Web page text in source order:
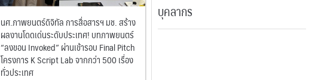
นศ.ภาพยนตร์ดิจิทัล การสื่อสารฯ มช. สร้าง
ผลงานโดดเด่นระดับประเทศ! บทภาพยนตร์
“ลงขอน Invoked” ผ่านเข้ารอบ Final Pitch
โครงการ K Script Lab จากกว่า 500 เรื่อง
ทั่วประเทศ
บุคลากร